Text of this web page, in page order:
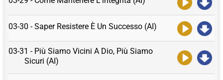
03-30 - Saper Resistere È Un Successo (AI)
03-31 - Più Siamo Vicini A Dio, Più Siamo
Sicuri (AI)